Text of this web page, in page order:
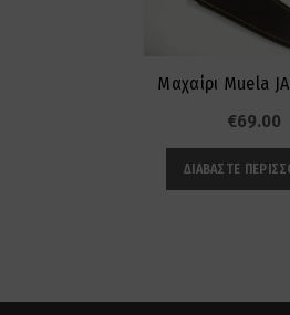
Μαχαίρι Muela
€69.00
ΔΙΑΒΆΣΤΕ